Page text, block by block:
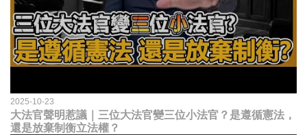
2025-10-23
大法官聲明惹議｜三位大法官變三位小法官？是遵循憲法，
還是放棄制衡立法權？